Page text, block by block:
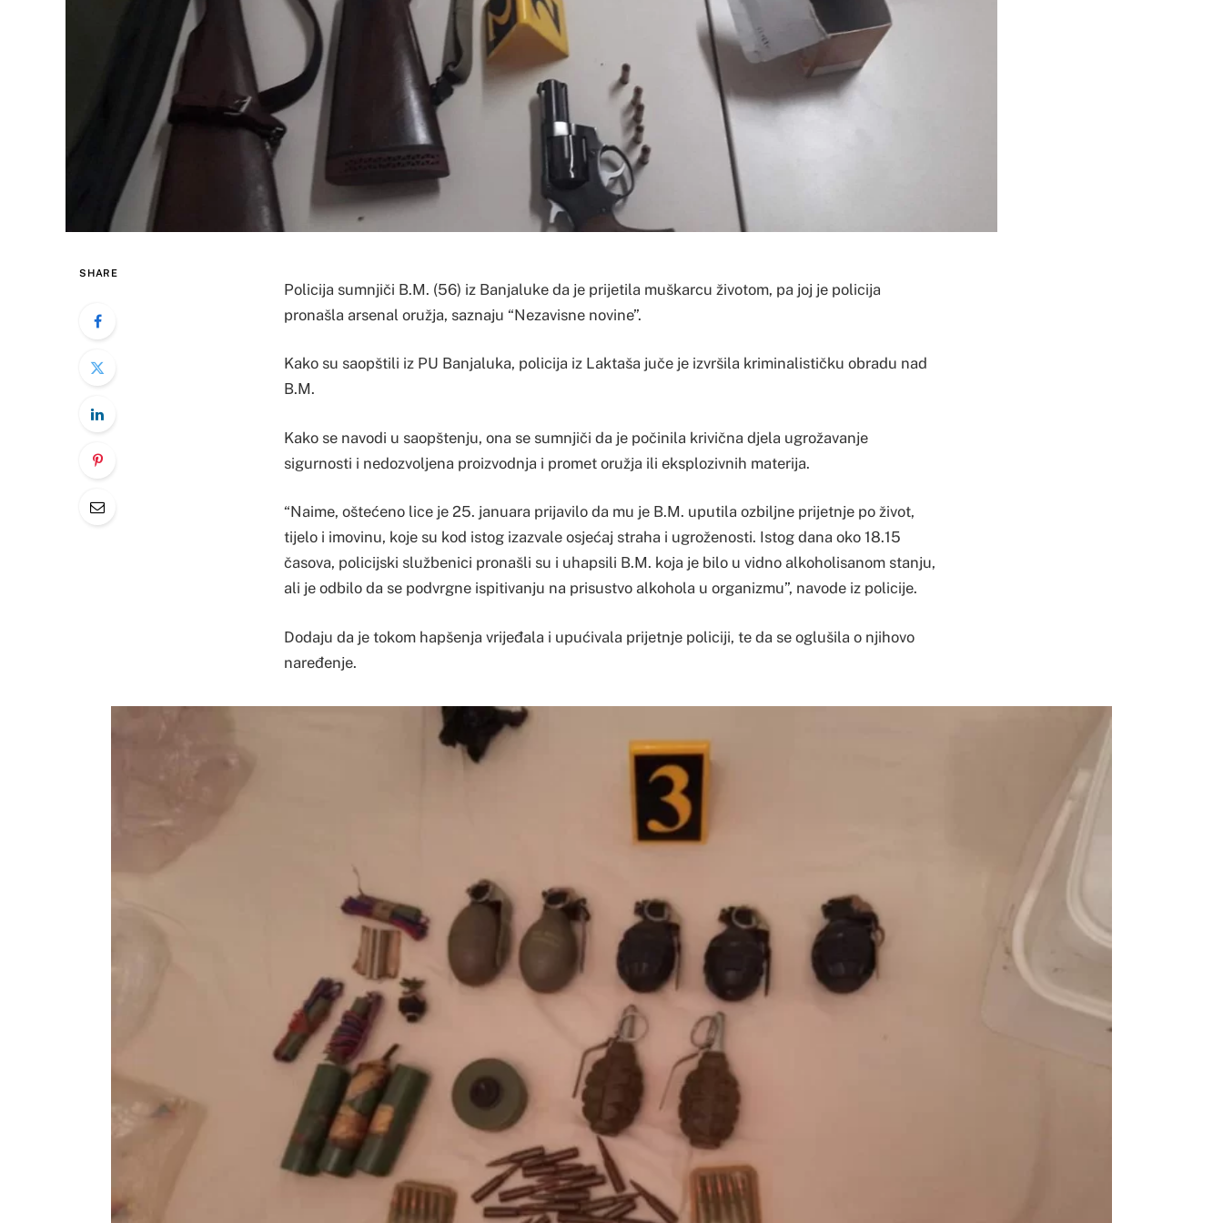
SHARE
Policija sumnjiči B.M. (56) iz Banjaluke da je prijetila muškarcu životom, pa joj je policija
pronašla arsenal oružja, saznaju “Nezavisne novine”.
Kako su saopštili iz PU Banjaluka, policija iz Laktaša juče je izvršila kriminalističku obradu nad
B.M.
Kako se navodi u saopštenju, ona se sumnjiči da je počinila krivična djela ugrožavanje
sigurnosti i nedozvoljena proizvodnja i promet oružja ili eksplozivnih materija.
“Naime, oštećeno lice je 25. januara prijavilo da mu je B.M. uputila ozbiljne prijetnje po život,
tijelo i imovinu, koje su kod istog izazvale osjećaj straha i ugroženosti. Istog dana oko 18.15
časova, policijski službenici pronašli su i uhapsili B.M. koja je bilo u vidno alkoholisanom stanju,
ali je odbilo da se podvrgne ispitivanju na prisustvo alkohola u organizmu”, navode iz policije.
Dodaju da je tokom hapšenja vrijeđala i upućivala prijetnje policiji, te da se oglušila o njihovo
naređenje.